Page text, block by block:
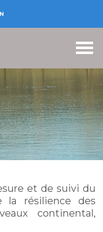
et de suivi du
résilience des
continental,